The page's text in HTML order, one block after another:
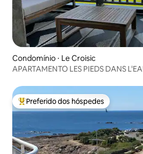
Condomínio ⋅ Le Croisic
APARTAMENTO LES PIEDS DANS
Entre os melhores preferidos dos
Preferido dos hóspedes